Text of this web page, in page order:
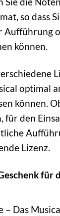
so dass
Aufführung
können.
optimal
können.
für den
Lizenz.
für
– Das